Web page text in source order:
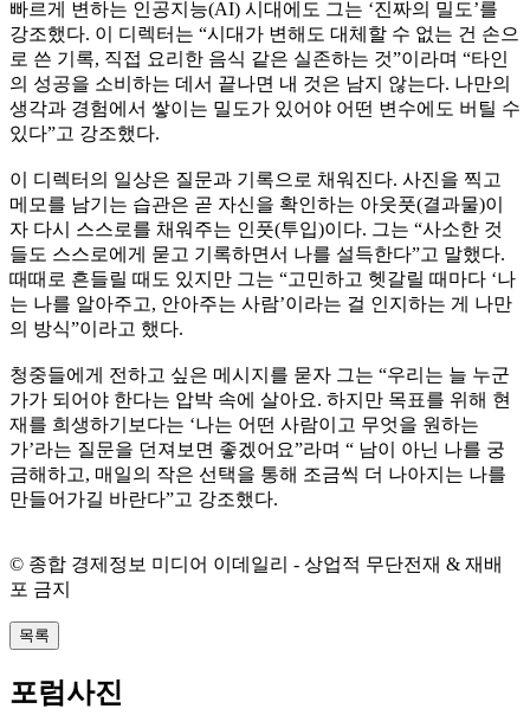
빠르게 변하는 인공지능(AI) 시대에도 그는 ‘진짜의 밀도’를
강조했다. 이 디렉터는 “시대가 변해도 대체할 수 없는 건 손으
로 쓴 기록, 직접 요리한 음식 같은 실존하는 것”이라며 “타인
의 성공을 소비하는 데서 끝나면 내 것은 남지 않는다. 나만의
생각과 경험에서 쌓이는 밀도가 있어야 어떤 변수에도 버틸 수
있다”고 강조했다.
이 디렉터의 일상은 질문과 기록으로 채워진다. 사진을 찍고
메모를 남기는 습관은 곧 자신을 확인하는 아웃풋(결과물)이
자 다시 스스로를 채워주는 인풋(투입)이다. 그는 “사소한 것
들도 스스로에게 묻고 기록하면서 나를 설득한다”고 말했다.
때때로 흔들릴 때도 있지만 그는 “고민하고 헷갈릴 때마다 ‘나
는 나를 알아주고, 안아주는 사람’이라는 걸 인지하는 게 나만
의 방식”이라고 했다.
청중들에게 전하고 싶은 메시지를 묻자 그는 “우리는 늘 누군
가가 되어야 한다는 압박 속에 살아요. 하지만 목표를 위해 현
재를 희생하기보다는 ‘나는 어떤 사람이고 무엇을 원하는
가’라는 질문을 던져보면 좋겠어요”라며 “ 남이 아닌 나를 궁
금해하고, 매일의 작은 선택을 통해 조금씩 더 나아지는 나를
만들어가길 바란다”고 강조했다.
© 종합 경제정보 미디어 이데일리 - 상업적 무단전재 & 재배
포 금지
목록
포럼사진